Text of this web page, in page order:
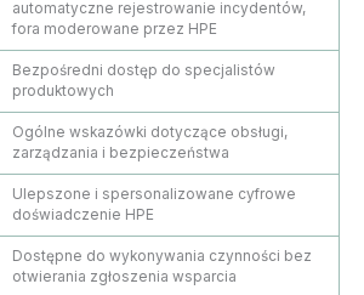
automatyczne rejestrowanie incydentów,
fora moderowane przez HPE
Bezpośredni dostęp do specjalistów
produktowych
Ogólne wskazówki dotyczące obsługi,
zarządzania i bezpieczeństwa
Ulepszone i spersonalizowane cyfrowe
doświadczenie HPE
Dostępne do wykonywania czynności bez
otwierania zgłoszenia wsparcia